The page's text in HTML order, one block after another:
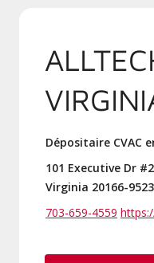
Dépositaire CVAC
101 Executive Dr
Virginia 20166-9523
703-659-4559